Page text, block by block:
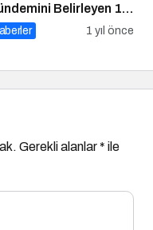
Belirleyen 15
Sitesi
1 yıl önce
Gerekli alanlar* ile